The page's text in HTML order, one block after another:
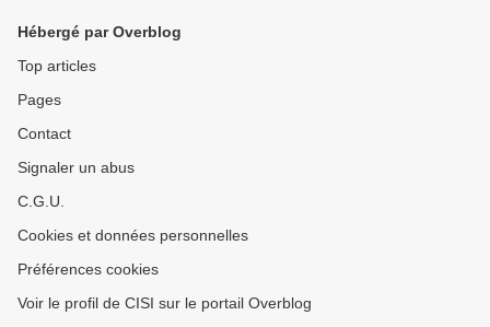
Hébergé par Overblog
Top articles
Pages
Contact
Signaler un abus
C.G.U.
Cookies et données personnelles
Préférences cookies
Voir le profil de CISI sur le portail Overblog